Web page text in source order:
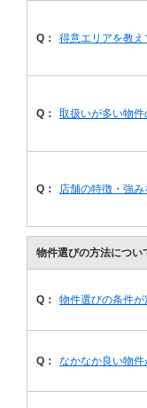
Q： 得意エリアを教え
Q： 取扱いが多い物
Q： 店舗の特徴・強み
物件選びの方法につい
Q： 物件選びの条件
Q： なかなか良い物